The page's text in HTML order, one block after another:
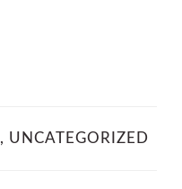
, UNCATEGORIZED